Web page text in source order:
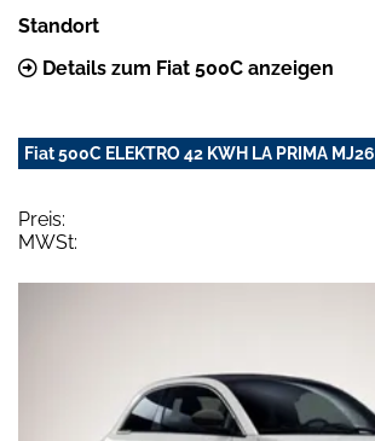
Standort
Details zum Fiat 500C anzeigen
Fiat 500C ELEKTRO 42 KWH LA PRIMA MJ26
Preis:
MWSt: